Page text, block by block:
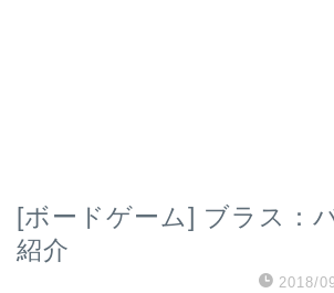
[ボードゲーム] ブラス：
紹介
2018/